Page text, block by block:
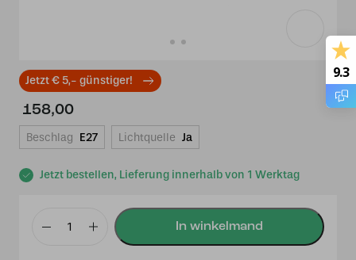
Jetzt € 5,- günstiger!
Jetzt bestellen, Lieferung innerhalb von 1 Werktag
158,00
Beschlag E27 Lichtquelle Ja
Niedrige
9.3